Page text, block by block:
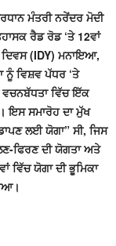
ਮੰਤਰੀ ਨਰੇਂਦਰ ਮੋਦੀ
ਰੈਡ ਰੋਡ ‘ਤੇ 12ਵਾਂ
(IDY) ਮਨਾਇਆ,
ਨੂੰ ਵਿਸ਼ਵ ਪੱਧਰ ‘ਤੇ
ਵਚਨਬੱਧਤਾ ਵਿੱਚ ਇੱਕ
ਇਸ ਸਮਾਰੋਹ ਦਾ ਮੁੱਖ
ਲਈ ਯੋਗਾ” ਸੀ, ਜਿਸ
ਫਿਰਣ ਦੀ ਯੋਗਤਾ ਅਤੇ
ਵਿੱਚ ਯੋਗਾ ਦੀ ਭੂਮਿਕਾ